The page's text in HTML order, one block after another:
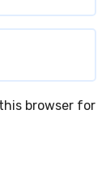
browser for